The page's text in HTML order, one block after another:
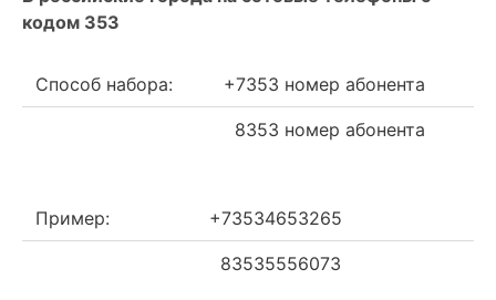
кодом 353
Способ набора: +7353 номер абонента
8353 номер абонента
Пример: +73534653265
83535556073